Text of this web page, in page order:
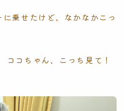
乗せたけど、なかなかこっ
コちゃん、こっち見て！